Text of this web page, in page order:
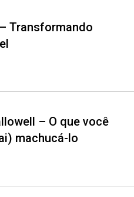
Transformando
– O que você
machucá-lo